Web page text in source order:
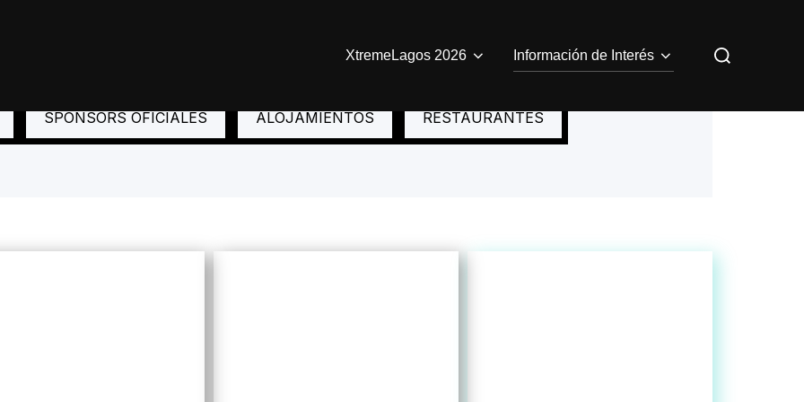
XtremeLagos 2026 Información de Interés
Buscar:
SPONSORS OFICIALES ALOJAMIENTOS RESTAURANTES